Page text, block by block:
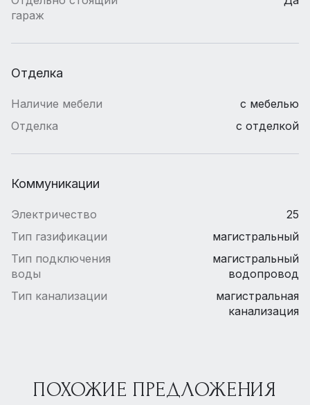
гараж
Отделка
Наличие мебели
с мебелью
Отделка
с отделкой
Коммуникации
Электричество
25
Тип газификации
магистральный
Тип подключения
воды
магистральный
водопровод
Тип канализации
магистральная
канализация
ПОХОЖИЕ ПРЕДЛОЖЕНИЯ